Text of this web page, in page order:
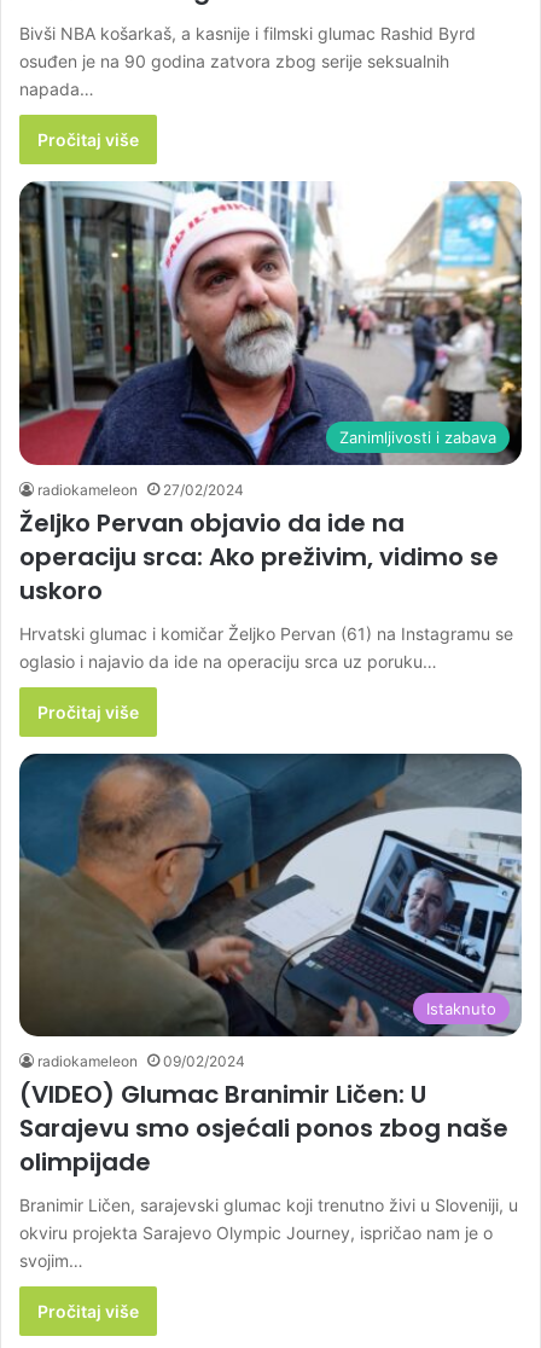
Bivši NBA košarkaš, a kasnije i filmski glumac Rashid Byrd
osuđen je na 90 godina zatvora zbog serije seksualnih
napada…
Pročitaj više
Zanimljivosti i zabava
radiokameleon 27/02/2024
Željko Pervan objavio da ide na
operaciju srca: Ako preživim, vidimo se
uskoro
Hrvatski glumac i komičar Željko Pervan (61) na Instagramu se
oglasio i najavio da ide na operaciju srca uz poruku…
Pročitaj više
Istaknuto
radiokameleon 09/02/2024
(VIDEO) Glumac Branimir Ličen: U
Sarajevu smo osjećali ponos zbog naše
olimpijade
Branimir Ličen, sarajevski glumac koji trenutno živi u Sloveniji, u
okviru projekta Sarajevo Olympic Journey, ispričao nam je o
svojim…
Pročitaj više